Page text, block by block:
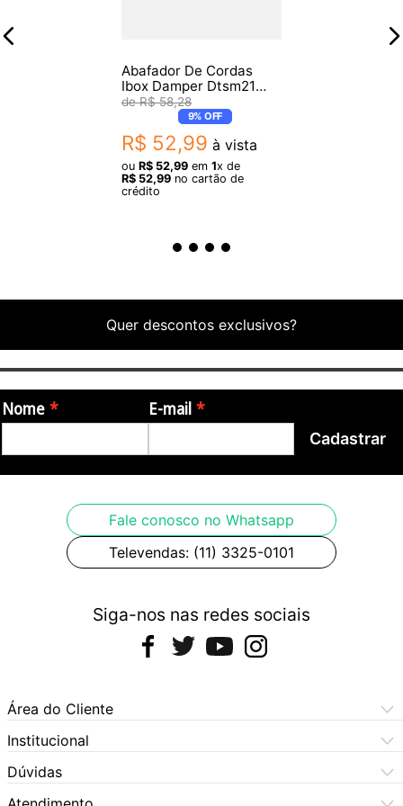
Abafador De Cordas
Ibox Damper Dtsm21
Premium Small Pink
R$ 58,28
9% OFF
R$ 52,99 à vista
ou R$ 52,99 em 1x de
R$ 52,99 no cartão de
crédito
Quer descontos exclusivos?
Nome E-mail
Cadastrar
Fale conosco no Whatsapp
Televendas: (11) 3325-0101
Siga-nos nas redes sociais
Área do Cliente
Meus Pedidos
Meus Dados
Institucional
Central de Atendimento
Dúvidas Frequentes
Dúvidas
Como Comprar